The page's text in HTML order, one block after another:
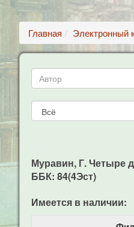
Главная Электронный
Муравин, Г. Четыре
ББК: 84(4Эст)
Имеется в наличии: